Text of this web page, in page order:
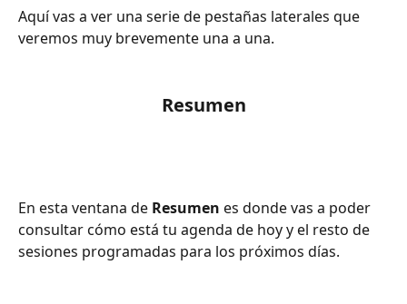
Aquí vas a ver una serie de pestañas laterales que
veremos muy brevemente una a una.
Resumen
En esta ventana de Resumen es donde vas a poder
consultar cómo está tu agenda de hoy y el resto de
sesiones programadas para los próximos días.